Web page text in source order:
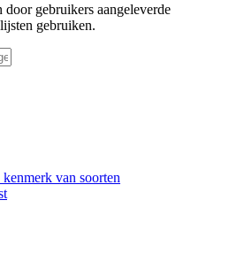
gebruikers aangeleverde
gebruiken.
van soorten